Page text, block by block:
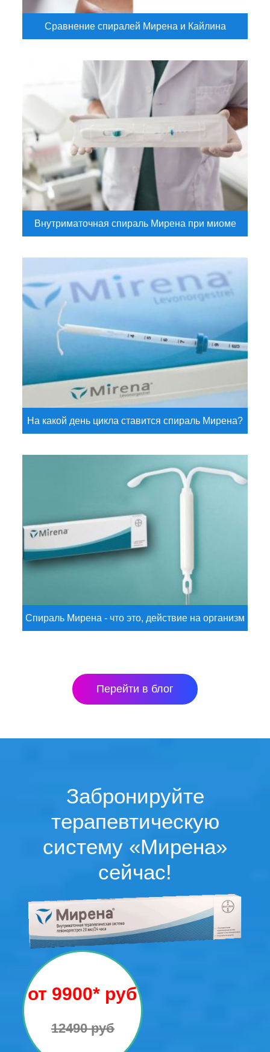
Сравнение спиралей Мирена и Кайлина
Внутриматочная спираль Мирена при миоме
На какой день цикла ставится спираль Мирена?
Спираль Мирена - что это, действие на организм
Перейти в блог
Забронируйте
терапевтическую
систему «Мирена»
сейчас!
от 9900* руб
12490 руб